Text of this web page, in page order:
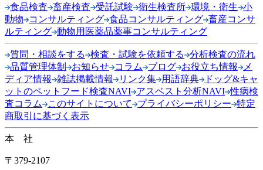
食品検査 畜産検査 受託試験 衛生検査所 環境・衛生 小
動物
コンサルティング 食品コンサルティング 畜産コンサ
ルティング 動物用医薬品薬事コンサルティング
質問・相談をする 検査・試験を依頼する
分析検査の流れ
品質管理体制
お知らせ コラム ブログ お役立ち情報
メ
ディア情報
雑誌掲載情報 リンク集 用語辞典
ドッグ&キャ
ットのペットフード検査NAVI アスベスト分析NAVI 性病検
査コラム
このサイトについて プライバシーポリシー 特定
商取引に基づく表示
本 社
〒379-2107